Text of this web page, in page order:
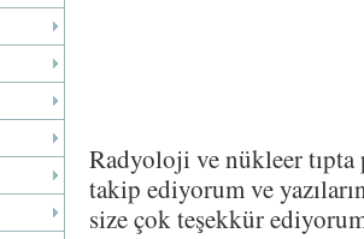
Radyoloji ve nükleer tıpta
takip ediyorum ve
size çok teşekkür